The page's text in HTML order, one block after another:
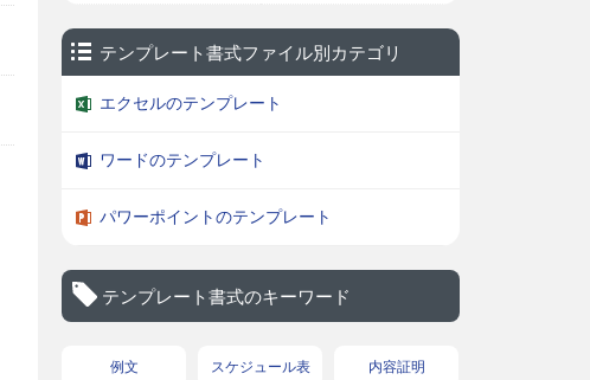
テンプレート書式ファイル別カテゴリ
エクセルのテンプレート
ワードのテンプレート
パワーポイントのテンプレート
テンプレート書式のキーワード
例文 スケジュール表 内容証明